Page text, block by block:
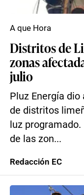
Distritos de
zonas
julio
Pluz Energía
de distritos
luz
de las zon...
A que Hora
Redacción EC